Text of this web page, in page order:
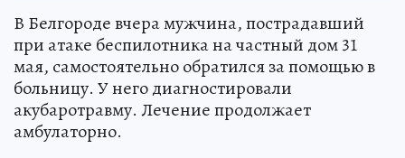
В Белгороде вчера мужчина, пострадавший
при атаке беспилотника на частный дом 31
мая, самостоятельно обратился за помощью в
больницу. У него диагностировали
акубаротравму. Лечение продолжает
амбулаторно.